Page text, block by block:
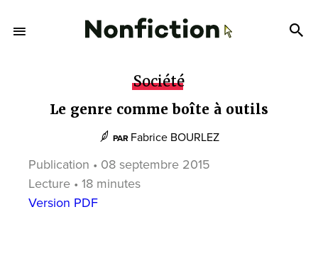
Société
Le genre comme boîte à outils
PAR Fabrice BOURLEZ
Publication • 08 septembre 2015
Lecture • 18 minutes
Version PDF